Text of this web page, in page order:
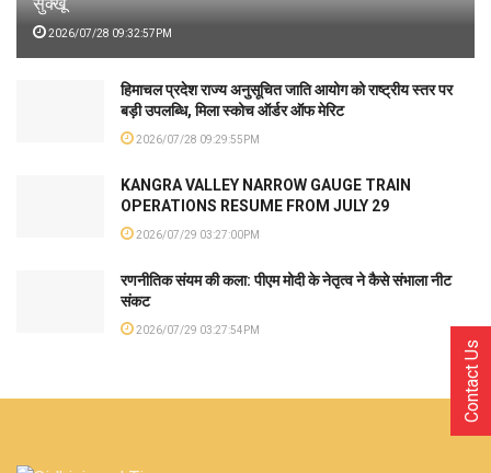
2026/07/28 09:32:57PM
हिमाचल प्रदेश राज्य अनुसूचित जाति आयोग को राष्ट्रीय स्तर पर
बड़ी उपलब्धि, मिला स्कोच ऑर्डर ऑफ मेरिट
2026/07/28 09:29:55PM
KANGRA VALLEY NARROW GAUGE TRAIN
OPERATIONS RESUME FROM JULY 29
2026/07/29 03:27:00PM
रणनीतिक संयम की कला: पीएम मोदी के नेतृत्व ने कैसे संभाला नीट
संकट
2026/07/29 03:27:54PM
Contact Us